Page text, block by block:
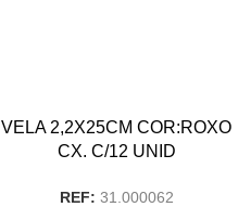
VELA 2,2X25CM COR:ROXO
CX. C/12 UNID
REF: 31.000062